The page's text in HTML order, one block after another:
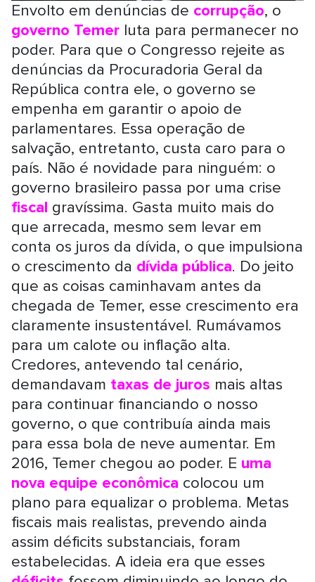
Envolto em denúncias de corrupção, o
governo Temer luta para permanecer no
poder. Para que o Congresso rejeite as
denúncias da Procuradoria Geral da
República contra ele, o governo se
empenha em garantir o apoio de
parlamentares. Essa operação de
salvação, entretanto, custa caro para o
país. Não é novidade para ninguém: o
governo brasileiro passa por uma crise
fiscal gravíssima. Gasta muito mais do
que arrecada, mesmo sem levar em
conta os juros da dívida, o que impulsiona
o crescimento da dívida pública. Do jeito
que as coisas caminhavam antes da
chegada de Temer, esse crescimento era
claramente insustentável. Rumávamos
para um calote ou inflação alta.
Credores, antevendo tal cenário,
demandavam taxas de juros mais altas
para continuar financiando o nosso
governo, o que contribuía ainda mais
para essa bola de neve aumentar. Em
2016, Temer chegou ao poder. E uma
nova equipe econômica colocou um
plano para equalizar o problema. Metas
fiscais mais realistas, prevendo ainda
assim déficits substanciais, foram
estabelecidas. A ideia era que esses